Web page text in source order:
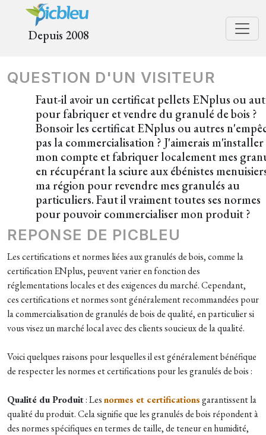
Depuis 2008
QUESTION D'UN VISITEUR
Faut-il avoir un certificat pellets ENplus ou
pour fabriquer et vendre du granulé de bois ?
Bonsoir les certificat ENplus ou autres
pas la commercialisation ? J'aimerais m'installer
mon compte et fabriquer localement mes
en récupérant la sciure aux ébénistes
ma région pour revendre mes granulés au
particuliers. Faut il vraiment toutes ses normes
pour pouvoir commercialiser mon produit ?
REPONSE DE PICBLEU
Les certifications et normes liées aux granulés de bois, comme la
certification ENplus, peuvent varier en fonction des
réglementations locales et des exigences du marché. Cependant,
ces certifications et normes sont généralement recommandées pour
la commercialisation de granulés de bois de qualité, en particulier si
vous visez un marché local avec des clients soucieux de la qualité.
Voici quelques raisons pour lesquelles il est généralement bénéfique
de respecter les normes et certifications pour les granulés de bois :
Qualité du Produit: Lesnormes et certificationsgarantissent la
qualité du produit. Cela signifie que les granulés de bois répondent à
des normes spécifiques en termes de taille, de teneur en humidité,